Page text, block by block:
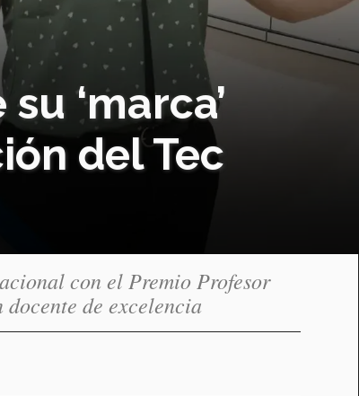
‘marca’
del Tec
con el Premio Profesor
de excelencia